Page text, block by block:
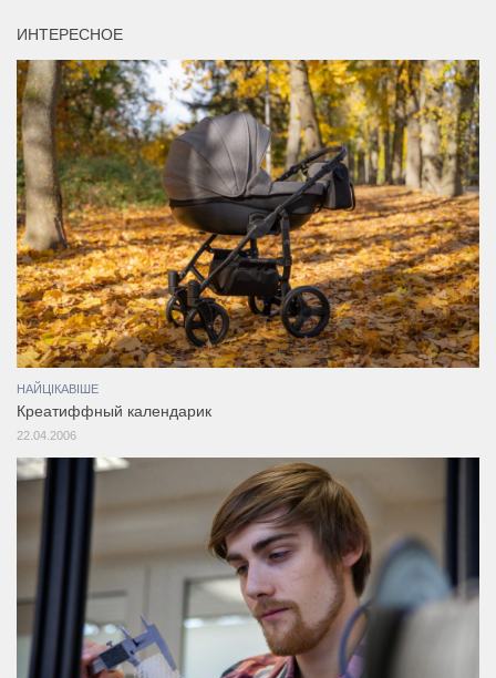
ИНТЕРЕСНОЕ
НАЙЦІКАВІШЕ
Креатиффный календарик
22.04.2006